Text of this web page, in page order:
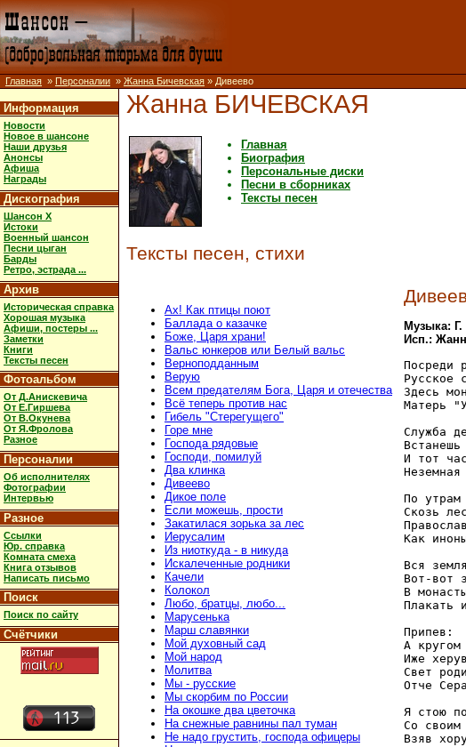
Главная » Персоналии » Жанна Бичевская » Дивеево
Информация
Новости
Новое в шансоне
Наши друзья
Анонсы
Афиша
Награды
Дискография
Шансон X
Истоки
Военный шансон
Песни цыган
Барды
Ретро, эстрада ...
Архив
Историческая справка
Хорошая музыка
Афиши, постеры ...
Заметки
Книги
Тексты песен
Фотоальбом
От Д.Анискевича
От Е.Гиршева
От В.Окунева
От Я.Фролова
Разное
Персоналии
Об исполнителях
Фотографии
Интервью
Разное
Ссылки
Юр. справка
Комната смеха
Книга отзывов
Написать письмо
Поиск
Поиск по сайту
Счётчики
Жанна БИЧЕВСКАЯ
Главная
Биография
Персональные диски
Песни в сборниках
Тексты песен
Тексты песен, стихи
Ах! Как птицы поют
Баллада о казачке
Боже, Царя храни!
Вальс юнкеров или Белый вальс
Верноподданным
Верую
Всем предателям Бога, Царя и отечества
Всё теперь против нас
Гибель "Стерегущего"
Горе мне
Господа рядовые
Господи, помилуй
Два клинка
Дивеево
Дикое поле
Если можешь, прости
Закатилася зорька за лес
Иерусалим
Из ниоткуда - в никуда
Искалеченные родники
Качели
Колокол
Любо, братцы, любо...
Марусенька
Марш славянки
Мой духовный сад
Мой народ
Молитва
Мы - русские
Мы скорбим по России
На окошке два цветочка
На снежные равнины пал туман
Не надо грустить, господа офицеры
Музыка:
Исп.:
Посреди
Русское
Здесь
Матерь
Служба
И тот
По утрам
Скозь
Как
Вся
Вот-вот
В
Плакать
Припев:
А кругом
Иже
Свет
Отче
Я стою
Со своим
Взяв